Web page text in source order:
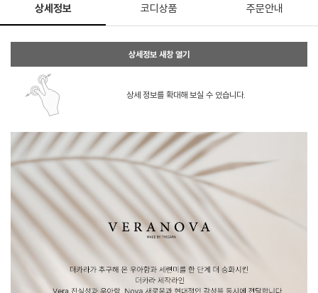
상세정보 코디상품 주문안내
상세정보 새창 열기
상세 정보를 확대해 보실 수 있습니다.